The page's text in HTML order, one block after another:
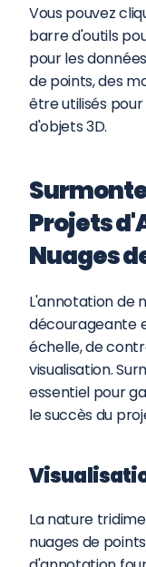
Vous pouvez
barre d'outils
pour les
de points, des
être utilisés
d'objets 3D.
Projets
Nuages
L'annotation de
décourageante
échelle, de
visualisation.
essentiel pour
le succès du
La nature
nuages de